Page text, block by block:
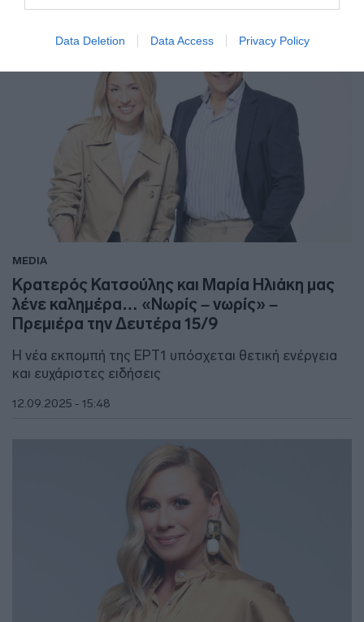
Data Deletion Data Access Privacy Policy
MEDIA
Κρατερός Κατσούλης και Μαρία Ηλιάκη μας
λένε καλημέρα… «Νωρίς – νωρίς» –
Πρεμιέρα την Δευτέρα 15/9
Η νέα εκπομπή της ΕΡΤ1 υπόσχεται θετική ενέργεια
και ευχάριστες ειδήσεις
12.09.2025 - 15:48